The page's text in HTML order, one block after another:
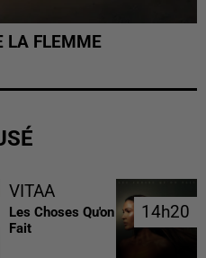
LA FLEMME
VITAA
Les Choses Qu'on
Fait
14h20
14h20